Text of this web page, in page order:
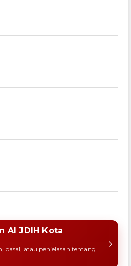
AI JDIH Kota
pasal, atau penjelasan tentang